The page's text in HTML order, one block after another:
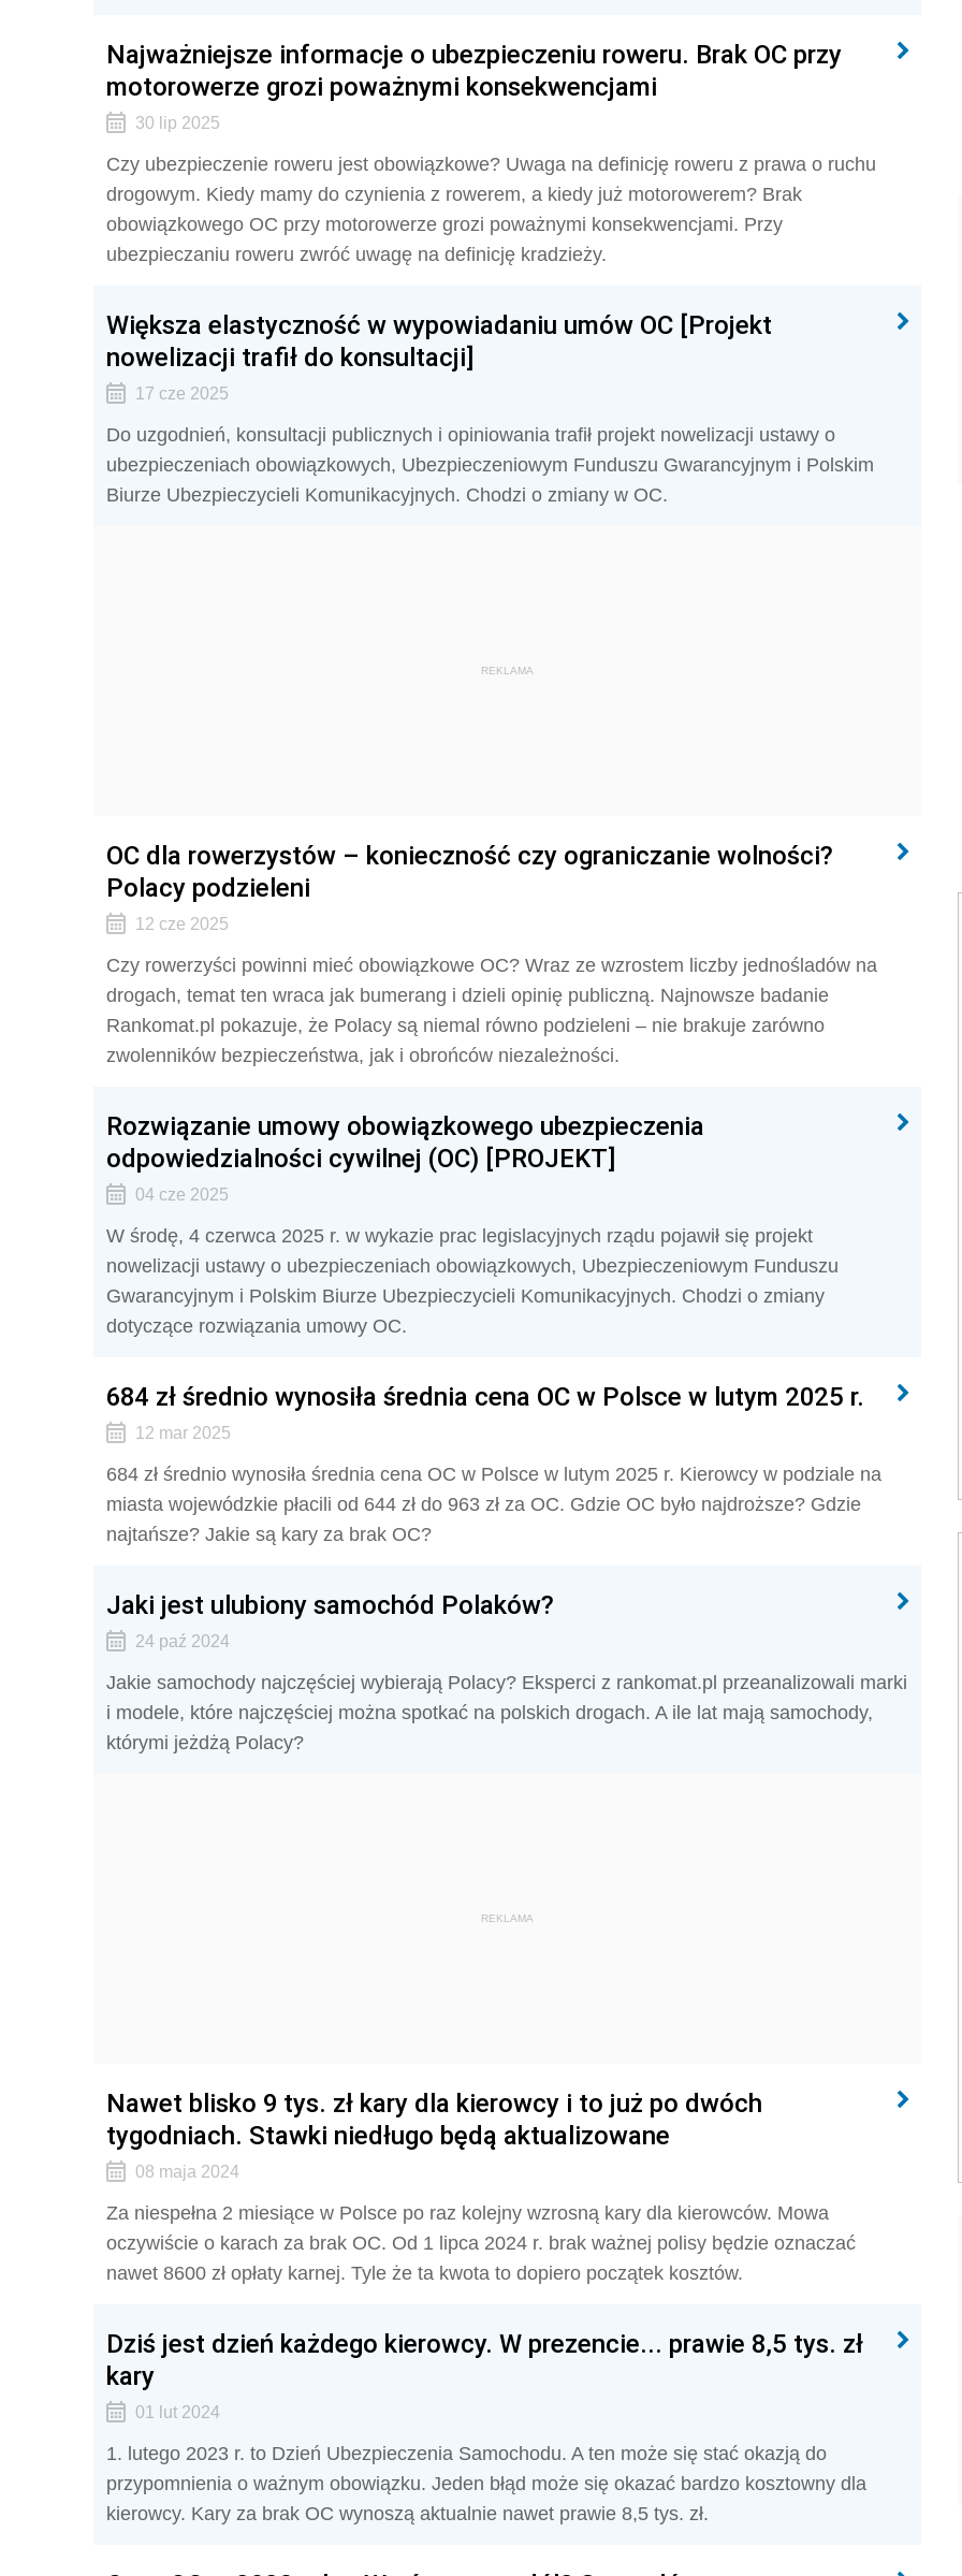
Najważniejsze informacje o ubezpieczeniu roweru. Brak OC przy
motorowerze grozi poważnymi konsekwencjami
30 lip 2025
Czy ubezpieczenie roweru jest obowiązkowe? Uwaga na definicję roweru z prawa o ruchu
drogowym. Kiedy mamy do czynienia z rowerem, a kiedy już motorowerem? Brak
obowiązkowego OC przy motorowerze grozi poważnymi konsekwencjami. Przy
ubezpieczaniu roweru zwróć uwagę na definicję kradzieży.
Większa elastyczność w wypowiadaniu umów OC [Projekt
nowelizacji trafił do konsultacji]
17 cze 2025
Do uzgodnień, konsultacji publicznych i opiniowania trafił projekt nowelizacji ustawy o
ubezpieczeniach obowiązkowych, Ubezpieczeniowym Funduszu Gwarancyjnym i Polskim
Biurze Ubezpieczycieli Komunikacyjnych. Chodzi o zmiany w OC.
REKLAMA
OC dla rowerzystów – konieczność czy ograniczanie wolności?
Polacy podzieleni
12 cze 2025
Czy rowerzyści powinni mieć obowiązkowe OC? Wraz ze wzrostem liczby jednośladów na
drogach, temat ten wraca jak bumerang i dzieli opinię publiczną. Najnowsze badanie
Rankomat.pl pokazuje, że Polacy są niemal równo podzieleni – nie brakuje zarówno
zwolenników bezpieczeństwa, jak i obrońców niezależności.
Rozwiązanie umowy obowiązkowego ubezpieczenia
odpowiedzialności cywilnej (OC) [PROJEKT]
04 cze 2025
W środę, 4 czerwca 2025 r. w wykazie prac legislacyjnych rządu pojawił się projekt
nowelizacji ustawy o ubezpieczeniach obowiązkowych, Ubezpieczeniowym Funduszu
Gwarancyjnym i Polskim Biurze Ubezpieczycieli Komunikacyjnych. Chodzi o zmiany
dotyczące rozwiązania umowy OC.
684 zł średnio wynosiła średnia cena OC w Polsce w lutym 2025 r.
12 mar 2025
684 zł średnio wynosiła średnia cena OC w Polsce w lutym 2025 r. Kierowcy w podziale na
miasta wojewódzkie płacili od 644 zł do 963 zł za OC. Gdzie OC było najdroższe? Gdzie
najtańsze? Jakie są kary za brak OC?
Jaki jest ulubiony samochód Polaków?
24 paź 2024
Jakie samochody najczęściej wybierają Polacy? Eksperci z rankomat.pl przeanalizowali marki
i modele, które najczęściej można spotkać na polskich drogach. A ile lat mają samochody,
którymi jeżdżą Polacy?
REKLAMA
Nawet blisko 9 tys. zł kary dla kierowcy i to już po dwóch
tygodniach. Stawki niedługo będą aktualizowane
08 maja 2024
Za niespełna 2 miesiące w Polsce po raz kolejny wzrosną kary dla kierowców. Mowa
oczywiście o karach za brak OC. Od 1 lipca 2024 r. brak ważnej polisy będzie oznaczać
nawet 8600 zł opłaty karnej. Tyle że ta kwota to dopiero początek kosztów.
Dziś jest dzień każdego kierowcy. W prezencie... prawie 8,5 tys. zł
kary
01 lut 2024
1. lutego 2023 r. to Dzień Ubezpieczenia Samochodu. A ten może się stać okazją do
przypomnienia o ważnym obowiązku. Jeden błąd może się okazać bardzo kosztowny dla
kierowcy. Kary za brak OC wynoszą aktualnie nawet prawie 8,5 tys. zł.